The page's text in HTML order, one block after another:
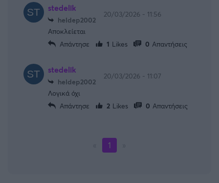
stedelik
heldep2002
20/03/2026 - 11:56
Αποκλείεται
Απάντησε
1 Likes 0 Απαντήσεις
stedelik
heldep2002
20/03/2026 - 11:07
Λογικά όχι
Απάντησε
2 Likes 0 Απαντήσεις
1